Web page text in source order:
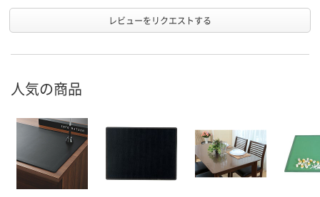
レビューをリクエストする
人気の商品